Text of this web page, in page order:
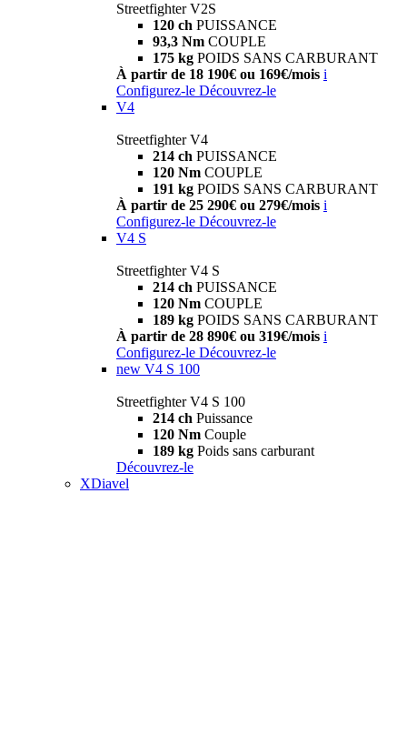
Streetfighter V2S
120 ch PUISSANCE
93,3 Nm COUPLE
175 kg POIDS SANS CARBURANT
À partir de 18 190€ ou 169€/mois i
Configurez-le Découvrez-le
V4
Streetfighter V4
214 ch PUISSANCE
120 Nm COUPLE
191 kg POIDS SANS CARBURANT
À partir de 25 290€ ou 279€/mois i
Configurez-le Découvrez-le
V4 S
Streetfighter V4 S
214 ch PUISSANCE
120 Nm COUPLE
189 kg POIDS SANS CARBURANT
À partir de 28 890€ ou 319€/mois i
Configurez-le Découvrez-le
new V4 S 100
Streetfighter V4 S 100
214 ch Puissance
120 Nm Couple
189 kg Poids sans carburant
Découvrez-le
XDiavel